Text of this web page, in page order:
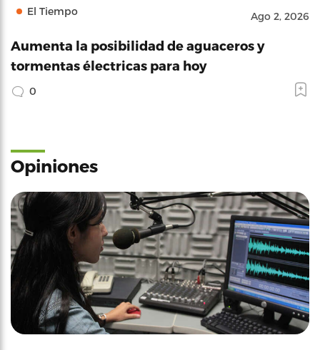
El Tiempo Ago 2, 2026
Aumenta la posibilidad de aguaceros y
tormentas électricas para hoy
0
Opiniones